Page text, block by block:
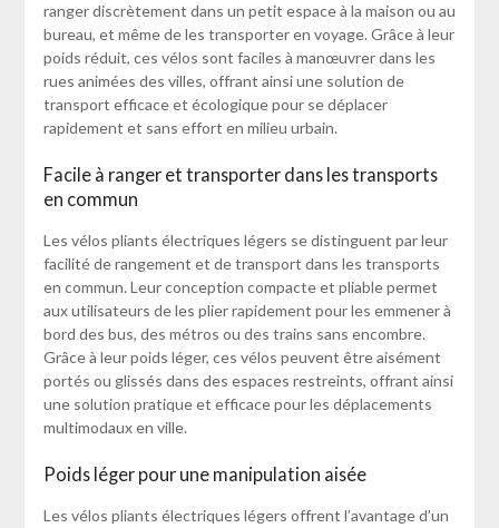
ranger discrètement dans un petit espace à la maison ou au
bureau, et même de les transporter en voyage. Grâce à leur
poids réduit, ces vélos sont faciles à manœuvrer dans les
rues animées des villes, offrant ainsi une solution de
transport efficace et écologique pour se déplacer
rapidement et sans effort en milieu urbain.
Facile à ranger et transporter dans les transports
en commun
Les vélos pliants électriques légers se distinguent par leur
facilité de rangement et de transport dans les transports
en commun. Leur conception compacte et pliable permet
aux utilisateurs de les plier rapidement pour les emmener à
bord des bus, des métros ou des trains sans encombre.
Grâce à leur poids léger, ces vélos peuvent être aisément
portés ou glissés dans des espaces restreints, offrant ainsi
une solution pratique et efficace pour les déplacements
multimodaux en ville.
Poids léger pour une manipulation aisée
Les vélos pliants électriques légers offrent l’avantage d’un